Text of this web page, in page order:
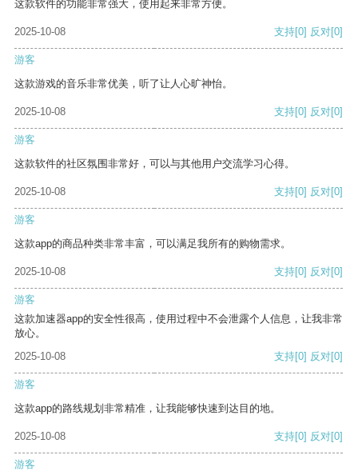
这款软件的功能非常强大，使用起来非常方便。
2025-10-08 支持[0] 反对[0]
游客
这款游戏的音乐非常优美，听了让人心旷神怡。
2025-10-08 支持[0] 反对[0]
游客
这款软件的社区氛围非常好，可以与其他用户交流学习心得。
2025-10-08 支持[0] 反对[0]
游客
这款app的商品种类非常丰富，可以满足我所有的购物需求。
2025-10-08 支持[0] 反对[0]
游客
这款加速器app的安全性很高，使用过程中不会泄露个人信息，让我非常
放心。
2025-10-08
支持[0] 反对[0]
游客
这款app的路线规划非常精准，让我能够快速到达目的地。
2025-10-08 支持[0] 反对[0]
游客